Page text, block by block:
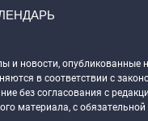
и новости, опубликованные
в соответствии с
без согласования с
материала, с